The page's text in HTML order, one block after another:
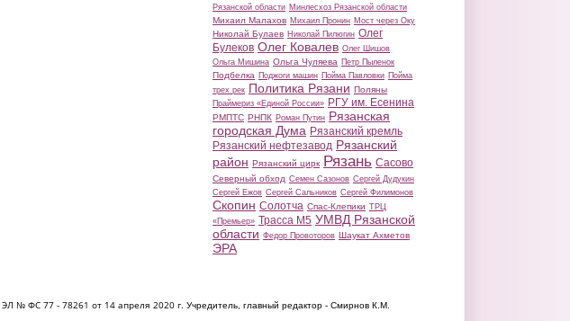
Рязанской области Минлесхоз Рязанской области
Михаил Малахов Михаил Пронин Мост через Оку
Николай Булаев Николай Пилюгин Олег
Булеков Олег Ковалев Олег Шишов
Ольга Мишина Ольга Чуляева Петр Пыленок
Подбелка Поджоги машин Пойма Павловки Пойма
трех рек Политика Рязани Поляны
Праймериз «Единой России» РГУ им. Есенина
РМПТС РНПК Роман Путин Рязанская
городская Дума Рязанский кремль
Рязанский нефтезавод Рязанский
район Рязанский цирк Рязань Сасово
Северный обход Семен Сазонов Сергей Дудукин
Сергей Ежов Сергей Сальников Сергей Филимонов
Скопин Солотча Спас-Клепики ТРЦ
«Премьер» Трасса М5 УМВД Рязанской
области Федор Провоторов Шаукат Ахметов
ЭРА
ЭЛ № ФС 77 - 78261 от 14 апреля 2020 г. Учредитель, главный редактор - Смирнов К.М.